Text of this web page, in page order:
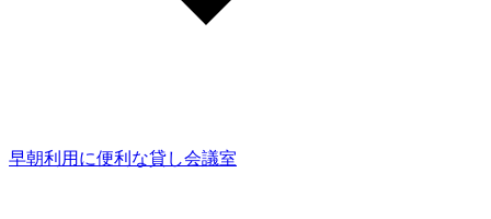
早朝利用に便利な貸し会議室